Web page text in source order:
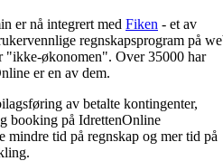
er nå integrert med Fiken - et av
regnskapsprogram på
"ikke-økonomen". Over 35000 har
er en av dem.
av betalte kontingenter,
booking på IdrettenOnline
mindre tid på regnskap og mer tid på